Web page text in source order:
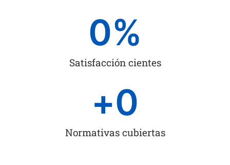
Satisfacción cientes
0%
Normativas cubiertas
+0